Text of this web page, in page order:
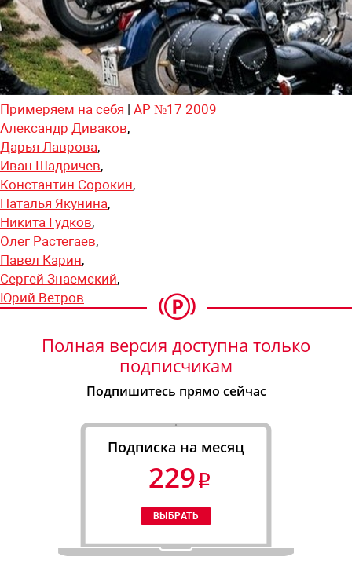
Примеряем на себя | АР №17 2009
Александр Диваков,
Дарья Лаврова,
Иван Шадричев,
Константин Сорокин,
Наталья Якунина,
Никита Гудков,
Олег Растегаев,
Павел Карин,
Сергей Знаемский,
Юрий Ветров
Полная версия доступна только
подписчикам
Подпишитесь прямо сейчас
Подписка на месяц
229